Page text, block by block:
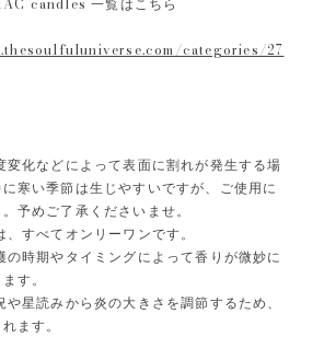
categories/27
化などによって表面に割れが発生する場
寒い季節は生じやすいですが、ご使用に
予めご了承くださいませ。
すべてオンリーワンです。
時期やタイミングによって香りが微妙に
す。
星読みから炎の大きさを調節するため、
ます。